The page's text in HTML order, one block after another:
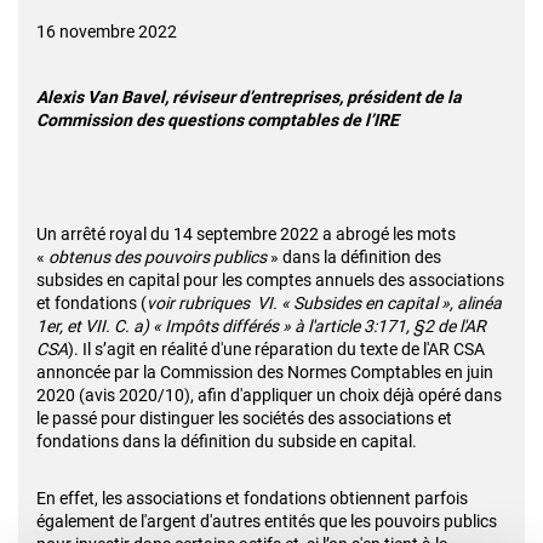
16 novembre 2022
Alexis Van Bavel, réviseur d’entreprises, président de la
Commission des questions comptables de l’IRE
Un arrêté royal du 14 septembre 2022 a abrogé les mots
« obtenus des pouvoirs publics» dans la définition des
subsides en capital pour les comptes annuels des associations
et fondations (voir rubriques VI. « Subsides en capital », alinéa
1er, et VII. C. a) « Impôts différés » à l'article 3:171, §2 de l'AR
CSA). Il s’agit en réalité d'une réparation du texte de l'AR CSA
annoncée par la Commission des Normes Comptables en juin
2020 (avis 2020/10), afin d'appliquer un choix déjà opéré dans
le passé pour distinguer les sociétés des associations et
fondations dans la définition du subside en capital.
En effet, les associations et fondations obtiennent parfois
également de l'argent d'autres entités que les pouvoirs publics